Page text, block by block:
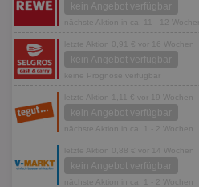
kein Angebot verfügbar
nächste Aktion in ca. 11 - 12 Wochen
letzte Aktion 0,91 € vor 16 Wochen
kein Angebot verfügbar
keine Prognose verfügbar
letzte Aktion 1,11 € vor 19 Wochen
kein Angebot verfügbar
nächste Aktion in ca. 1 - 2 Wochen
letzte Aktion 0,88 € vor 14 Wochen
kein Angebot verfügbar
nächste Aktion in ca. 1 - 2 Wochen